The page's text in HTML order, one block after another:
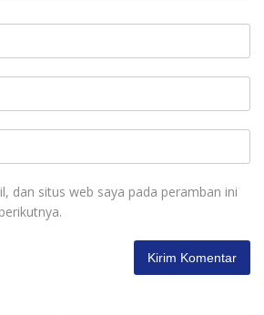
dan situs web saya pada peramban ini